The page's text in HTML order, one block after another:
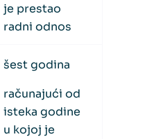
je prestao
radni odnos
šest godina
računajući od
isteka godine
u kojoj je